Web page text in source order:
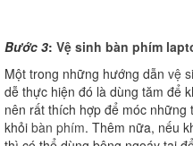
Bước 3: Vệ sinh bàn phím
Một trong những hướng dẫn vệ
dễ thực hiện đó là dùng tăm để
nên rất thích hợp để móc
khỏi bàn phím. Thêm nữa, nếu